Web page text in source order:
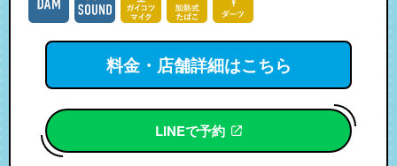
料金・店舗詳細はこちら
LINEで予約